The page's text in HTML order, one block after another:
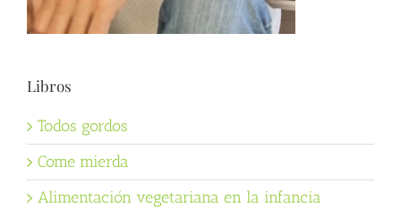
Libros
Todos gordos
Come mierda
Alimentación vegetariana en la infancia